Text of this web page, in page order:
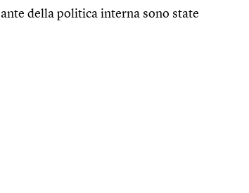
della politica interna sono state